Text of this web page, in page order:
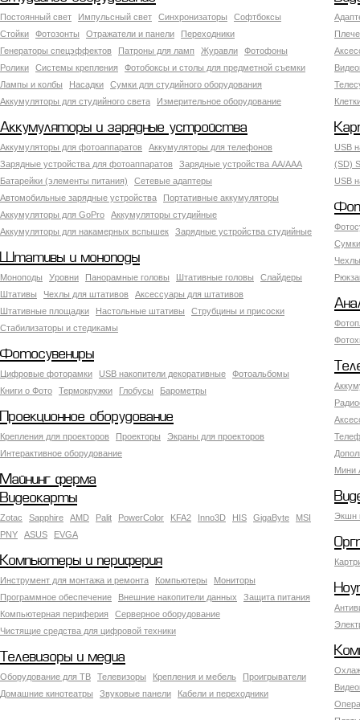
Постоянный свет Импульсный свет Синхронизаторы
Софтбоксы
Стойки
Фотозонты Отражатели и панели
Переходники
Генераторы спецэффектов
Патроны для ламп Журавли
Фотофоны
Ролики
Системы крепления
Фотобоксы и столы для предметной съемки
Лампы и колбы
Насадки
Сумки для студийного оборудования
Аккумуляторы для студийного света
Измерительное оборудование
Аккумуляторы и зарядные устройства
Аккумуляторы для фотоаппаратов
Аккумуляторы для телефонов
Зарядные устройства для фотоаппаратов
Зарядные устройства AA/AAA
Батарейки (элементы питания)
Сетевые адаптеры
Автомобильные зарядные устройства
Портативные аккумуляторы
Аккумуляторы для GoPro
Аккумуляторы студийные
Аккумуляторы для накамерных вспышек
Зарядные устройства студийные
USB
(SD)
USB
Штативы и моноподы
Моноподы Уровни Панорамные головы Штативные головы
Слайдеры
Штативы
Чехлы для штативов
Аксессуары для штативов
Штативные площадки
Настольные штативы
Струбцины и присоски
Стабилизаторы и стедикамы
Фотосувениры
Цифровые фоторамки USB накопители декоративные
Фотоальбомы
Книги о Фото
Термокружки Глобусы Барометры
Мини
Проекционное оборудование
Крепления для проекторов Проекторы
Экраны для проекторов
Интерактивное оборудование
Майнинг ферма
Экшн
Видеокарты
Zotac Sapphire AMD Palit PowerColor KFA2 Inno3D HIS GigaByte
MSI
PNY
ASUS EVGA
Компьютеры и периферия
Инструмент для монтажа и ремонта Компьютеры
Мониторы
Программное обеспечение
Внешние накопители данных
Защита питания
Компьютерная периферия
Серверное оборудование
Чистящие средства для цифровой техники
Телевизоры и медиа
Оборудование для ТВ Телевизоры Крепления и мебель
Проигрыватели
Домашние кинотеатры
Звуковые панели Кабели и переходники